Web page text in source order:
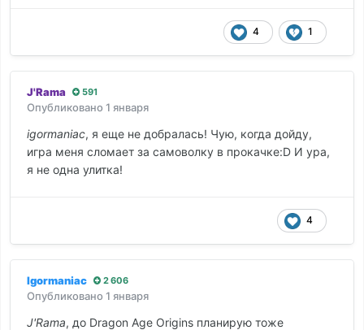
4 1
J'Rama 591
Опубликовано 1 января
igormaniac, я еще не добралась! Чую, когда дойду,
игра меня сломает за самоволку в прокачке:D И ура,
я не одна улитка!
4
Igormaniac 2 606
Опубликовано 1 января
J'Rama, до Dragon Age Origins планирую тоже